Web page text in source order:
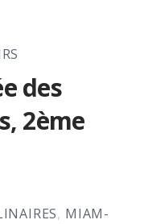
des
2ème
, MIAM-